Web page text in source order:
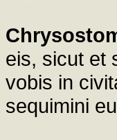
eis, sicut et
vobis in
sequimini